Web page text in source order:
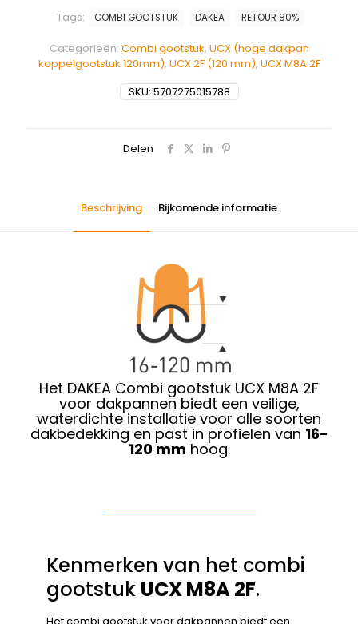
SKU: 5707275015788
Categorieën: Combi gootstuk, UCX (hoge dakpan
koppelgootstuk 120mm), UCX 2F (120 mm), UCX M8A 2F
Tags: COMBI GOOTSTUK DAKEA RETOUR 80%
Delen
Beschrijving Bijkomende informatie
Het DAKEA Combi gootstuk UCX M8A 2F
voor dakpannen biedt een veilige,
waterdichte installatie voor alle soorten
dakbedekking en past in profielen van 16-
120 mm hoog.
Kenmerken van het combi
gootstuk UCX M8A 2F.